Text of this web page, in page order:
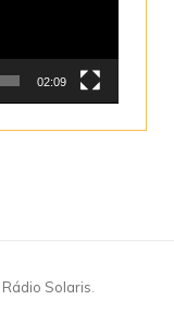
02:09
Rádio Solaris